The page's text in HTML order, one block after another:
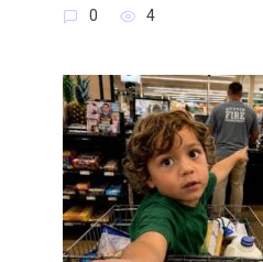
0 4